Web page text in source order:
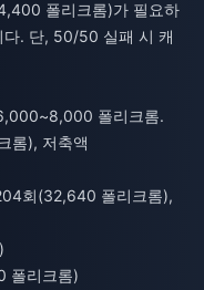
폴리크롬)가 필요하
. 단, 50/50 실패 시 캐
폴리크롬.
롬), 저축액
회(32,640 폴리크롬),
폴리크롬)